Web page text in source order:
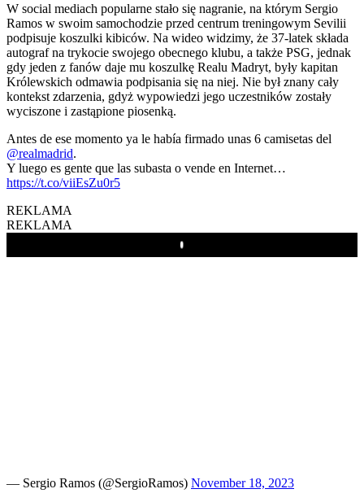
W social mediach popularne stało się nagranie, na którym Sergio
Ramos w swoim samochodzie przed centrum treningowym Sevilii
podpisuje koszulki kibiców. Na wideo widzimy, że 37-latek składa
autograf na trykocie swojego obecnego klubu, a także PSG, jednak
gdy jeden z fanów daje mu koszulkę Realu Madryt, były kapitan
Królewskich odmawia podpisania się na niej. Nie był znany cały
kontekst zdarzenia, gdyż wypowiedzi jego uczestników zostały
wyciszone i zastąpione piosenką.
Antes de ese momento ya le había firmado unas 6 camisetas del
@realmadrid.
Y luego es gente que las subasta o vende en Internet…
https://t.co/viiEsZu0r5
REKLAMA
REKLAMA
Play
— Sergio Ramos (@SergioRamos) November 18, 2023